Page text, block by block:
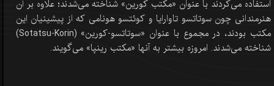
استفاده می‌کردند با عنوان «مکتب کورین» شناخته می‌شدند؛ علاوه بر آن
هنرمندانی چون سوتاتسو تاوارایا و کوئتسو هونامی که از پیشینیان این
مکتب بودند، در مجموع با عنوان «سوتاتسو-کورین» (Sotatsu-Korin)
شناخته می‌شدند. امروزه بیشتر به آنها «مکتب رینپا» می‌گویند.